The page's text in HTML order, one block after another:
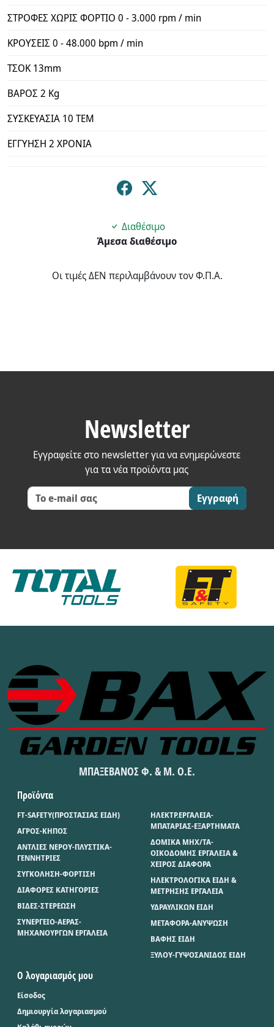
ΣΤΡΟΦΕΣ ΧΩΡΙΣ ΦΟΡΤΙΟ 0 - 3.000 rpm / min
ΚΡΟΥΣΕΙΣ 0 - 48.000 bpm / min
ΤΣΟΚ 13mm
ΒΑΡΟΣ 2 Kg
ΣΥΣΚΕΥΑΣΙΑ 10 ΤΕΜ
ΕΓΓΥΗΣΗ 2 ΧΡΟΝΙΑ
Διαθέσιμο
Άμεσα διαθέσιμο
Οι τιμές ΔΕΝ περιλαμβάνουν τον Φ.Π.Α.
Newsletter
Εγγραφείτε στο newsletter για να ενημερώνεστε
για τα νέα προϊόντα μας
Εγγραφή
ΜΠΑΞΕΒΑΝΟΣ Φ. & Μ. Ο.Ε.
Προϊόντα
FT-SAFETY(ΠΡΟΣΤΑΣΙΑΣ ΕΙΔΗ)
ΑΓΡΟΣ-ΚΗΠΟΣ
ΑΝΤΛΙΕΣ ΝΕΡΟΥ-ΠΛΥΣΤΙΚΑ-
ΓΕΝΝΗΤΡΙΕΣ
ΣΥΓΚΟΛΗΣΗ-ΦΟΡΤΙΣΗ
ΔΙΑΦΟΡΕΣ ΚΑΤΗΓΟΡΙΕΣ
ΒΙΔΕΣ-ΣΤΕΡΕΩΣΗ
ΣΥΝΕΡΓΕΙΟ-ΑΕΡΑΣ-
ΜΗΧΑΝΟΥΡΓΩΝ ΕΡΓΑΛΕΙΑ
ΗΛΕΚΤΡ.ΕΡΓΑΛΕΙΑ-
ΜΠΑΤΑΡΙΑΣ-ΕΞΑΡΤΗΜΑΤΑ
ΔΟΜΙΚΑ ΜΗΧ/ΤΑ-
ΟΙΚΟΔΟΜΗΣ ΕΡΓΑΛΕΙΑ &
ΧΕΙΡΟΣ ΔΙΑΦΟΡΑ
ΗΛΕΚΤΡΟΛΟΓΙΚΑ ΕΙΔΗ &
ΜΕΤΡΗΣΗΣ ΕΡΓΑΛΕΙΑ
ΥΔΡΑΥΛΙΚΩΝ ΕΙΔΗ
ΜΕΤΑΦΟΡΑ-ΑΝΥΨΩΣΗ
ΒΑΦΗΣ ΕΙΔΗ
ΞΥΛΟΥ-ΓΥΨΟΣΑΝΙΔΟΣ ΕΙΔΗ
Ο λογαριασμός μου
Είσοδος
Δημιουργία λογαριασμού